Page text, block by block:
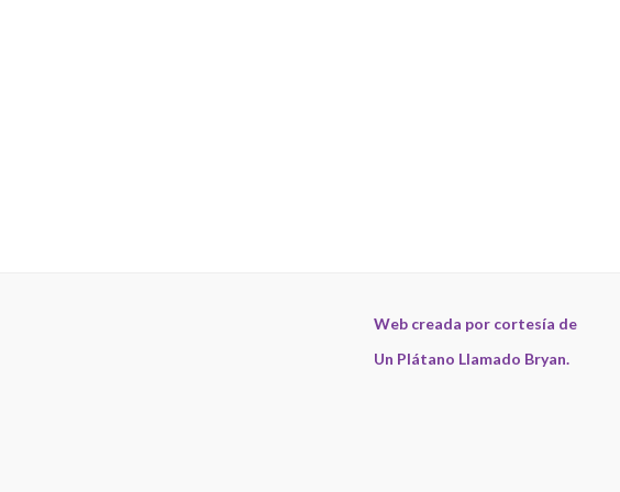
Web creada por cortesía de
Un Plátano Llamado Bryan.